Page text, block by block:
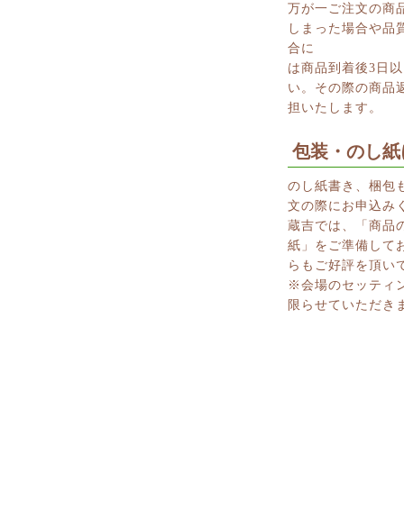
万が一ご注文の商
しまった場合や品
合に
は商品到着後3日
い。その際の商品
担いたします。
包装・のし
のし紙書き、梱包
文の際にお申込み
蔵吉では、「商品
紙」をご準備して
らもご好評を頂い
※会場のセッティ
限らせていただき